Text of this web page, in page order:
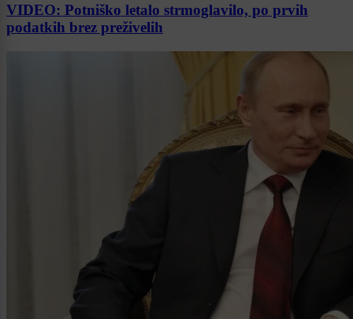
VIDEO: Potniško letalo strmoglavilo, po prvih
podatkih brez preživelih